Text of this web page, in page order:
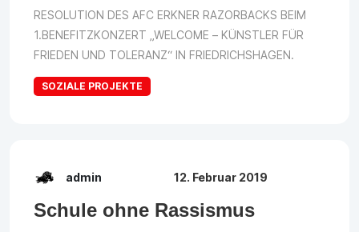
RESOLUTION DES AFC ERKNER RAZORBACKS BEIM
1.BENEFITZKONZERT „WELCOME – KÜNSTLER FÜR
FRIEDEN UND TOLERANZ“ IN FRIEDRICHSHAGEN.
SOZIALE PROJEKTE
admin 12. Februar 2019
Schule ohne Rassismus